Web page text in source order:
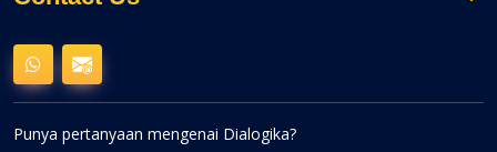
Punya pertanyaan mengenai Dialogika?